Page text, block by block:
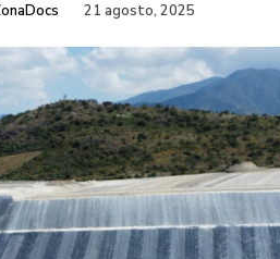
21 agosto, 2025